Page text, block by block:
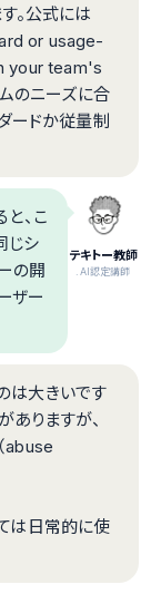
。公式には
or usage-
your team's
のニーズに合
ードか従量制
テキトー教師
.AI認定講師
、こ
じシ
の開
ザー
は大きいです
ありますが、
abuse
は日常的に使